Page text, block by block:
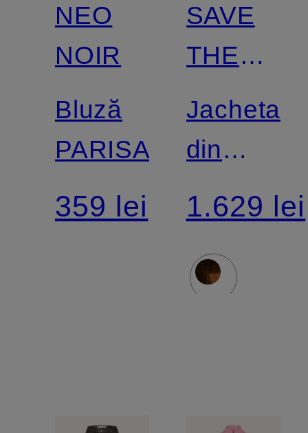
NEO
NOIR
Bluză
PARISA
359 lei
Certificat
SAVE
THE
DUCK
Jacheta
din
blană
sintetică
HANA
1.629 lei